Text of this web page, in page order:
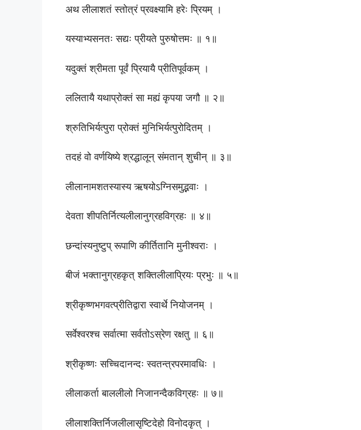
अथ लीलाशतं स्तोत्रं प्रवक्ष्यामि हरेः प्रियम् ।
यस्याभ्यसनतः सद्यः प्रीयते पुरुषोत्तमः ॥ १॥
यदुक्तं श्रीमता पूर्वं प्रियायै प्रीतिपूर्वकम् ।
ललितायै यथाप्रोक्तं सा मह्यं कृपया जगौ ॥ २॥
श्रुतिभिर्यत्पुरा प्रोक्तं मुनिभिर्यत्पुरोदितम् ।
तदहं वो वर्णयिष्ये श्रद्धालून् संमतान् शुचीन् ॥ ३॥
लीलानामशतस्यास्य ऋषयोऽग्निसमुद्भवाः ।
देवता शीपतिर्नित्यलीलानुग्रहविग्रहः ॥ ४॥
छन्दांस्यनुष्टुप् रूपाणि कीर्तितानि मुनीश्वराः ।
बीजं भक्तानुग्रहकृत् शक्तिलीलाप्रियः प्रभुः ॥ ५॥
श्रीकृष्णभगवत्प्रीतिद्वारा स्वार्थे नियोजनम् ।
सर्वेश्वरश्च सर्वात्मा सर्वतोऽस्रेण रक्षतु ॥ ६॥
श्रीकृष्णः सच्चिदानन्दः स्वतन्त्रपरमावधिः ।
लीलाकर्ता बाललीलो निजानन्दैकविग्रहः ॥ ७॥
लीलाशक्तिर्निजलीलासृष्टिदेहो विनोदकृत् ।